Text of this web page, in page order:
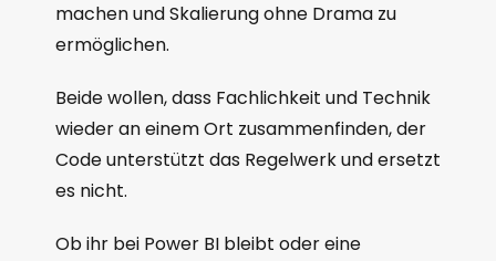
machen und Skalierung ohne Drama zu
ermöglichen.
Beide wollen, dass Fachlichkeit und Technik
wieder an einem Ort zusammenfinden, der
Code unterstützt das Regelwerk und ersetzt
es nicht.
Ob ihr bei Power BI bleibt oder eine